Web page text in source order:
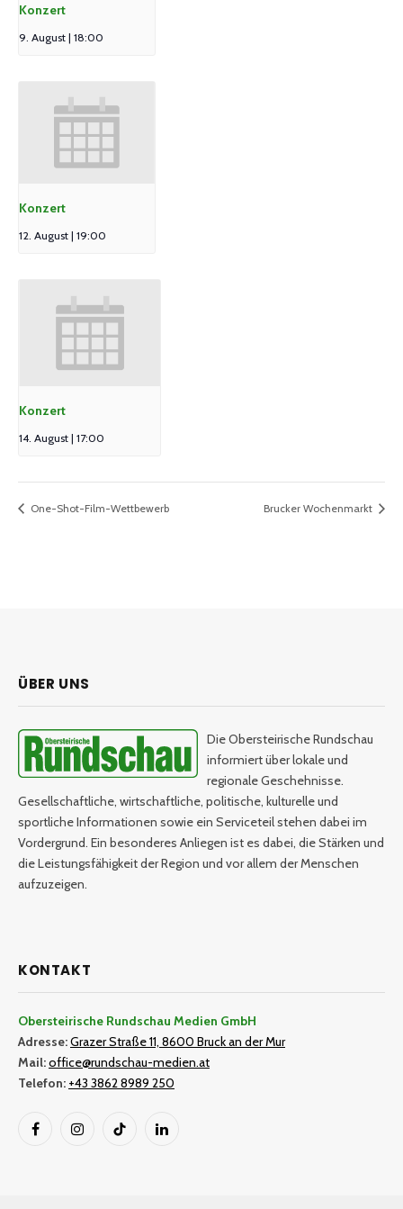
Konzert
9. August | 18:00
Konzert
12. August | 19:00
Konzert
14. August | 17:00
One-Shot-Film-Wettbewerb Brucker Wochenmarkt
ÜBER UNS
Die Obersteirische Rundschau
informiert über lokale und
regionale Geschehnisse.
Gesellschaftliche, wirtschaftliche, politische, kulturelle und
sportliche Informationen sowie ein Serviceteil stehen dabei im
Vordergrund. Ein besonderes Anliegen ist es dabei, die Stärken und
die Leistungsfähigkeit der Region und vor allem der Menschen
aufzuzeigen.
KONTAKT
Obersteirische Rundschau Medien GmbH
Adresse:Grazer Straße 11, 8600 Bruck an der Mur
Mail:office@rundschau-medien.at
Telefon: +43 3862 8989 250
FacebookInstagramTikTok LinkedIn